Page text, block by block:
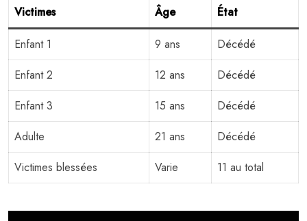
Victimes Âge État
Enfant 1 9 ans
Décédé
Enfant 2
12 ans
Décédé
Enfant 3
15 ans
Décédé
Adulte
21 ans
Décédé
Victimes blessées
Varie 11 au total